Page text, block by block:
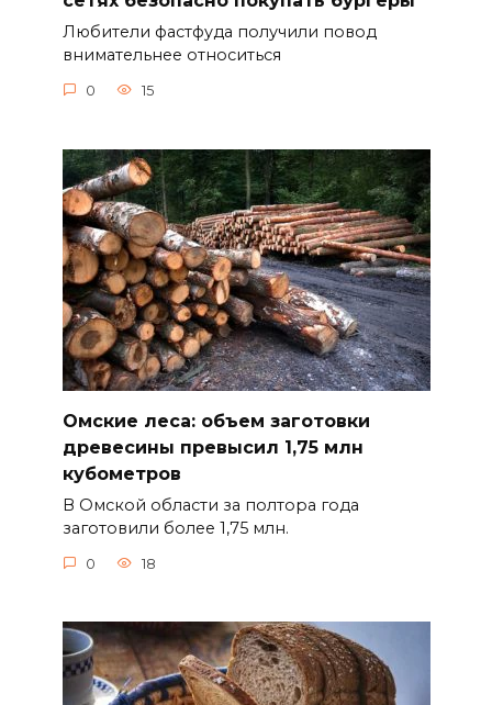
Любители фастфуда получили повод
внимательнее относиться
0 15
Омские леса: объем заготовки
древесины превысил 1,75 млн
кубометров
В Омской области за полтора года
заготовили более 1,75 млн.
0 18